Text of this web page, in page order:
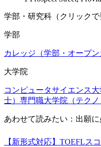
学部・研究科（クリックで
学部
カレッジ（学部・オープン
大学院
コンピュータサイエンス大
士） 専門職大学院（テクノ
あわせて読みたい：出願
【新形式対応】TOEFLス